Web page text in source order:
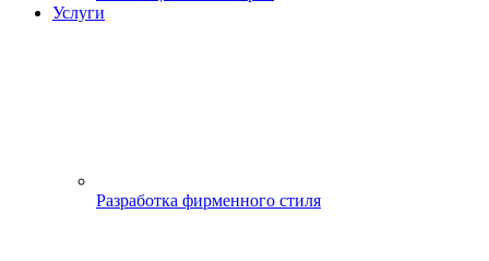
Услуги
Разработка фирменного стиля